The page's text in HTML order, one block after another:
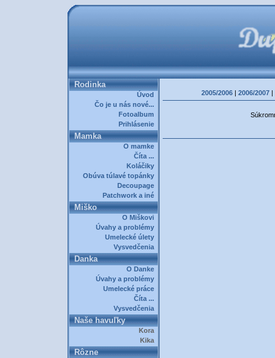
Rodinka
Úvod
Čo je u nás nové...
Fotoalbum
Prihlásenie
Mamka
O mamke
Číta ...
Koláčiky
Obúva túlavé topánky
Decoupage
Patchwork a iné
Miško
O Miškovi
Úvahy a problémy
Umelecké úlety
Vysvedčenia
Danka
O Danke
Úvahy a problémy
Umelecké práce
Číta ...
Vysvedčenia
Naše havuľky
Kora
Kika
Rôzne
2005/2006 | 2006/2007 |